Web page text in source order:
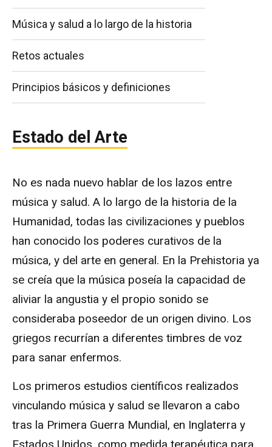
Música y salud a lo largo de la historia
Retos actuales
Principios básicos y definiciones
Estado del Arte
No es nada nuevo hablar de los lazos entre
música y salud. A lo largo de la historia de la
Humanidad, todas las civilizaciones y pueblos
han conocido los poderes curativos de la
música, y del arte en general. En la Prehistoria ya
se creía que la música poseía la capacidad de
aliviar la angustia y el propio sonido se
consideraba poseedor de un origen divino. Los
griegos recurrían a diferentes timbres de voz
para sanar enfermos.
Los primeros estudios científicos realizados
vinculando música y salud se llevaron a cabo
tras la Primera Guerra Mundial, en Inglaterra y
Estados Unidos, como medida terapéutica para